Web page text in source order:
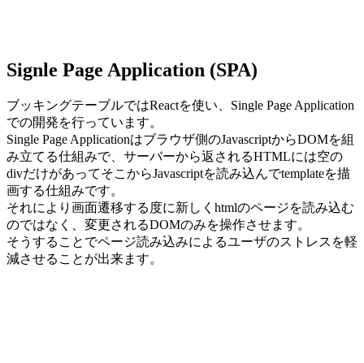
Signle Page Application (SPA)
ブッキングテーブルではReactを使い、Single Page Application
での開発を行っています。
Single Page Applicationはブラウザ側のJavascriptからDOMを組
み立てる仕組みで、サーバーから返されるHTMLには空の
divだけがあってそこからJavascriptを読み込んでtemplateを描
画する仕組みです。
それにより画面遷移する度に新しくhtmlのページを読み込む
のではなく、変更されるDOMのみを操作させます。
そうすることでページ読み込みによるユーザのストレスを軽
減させることが出来ます。